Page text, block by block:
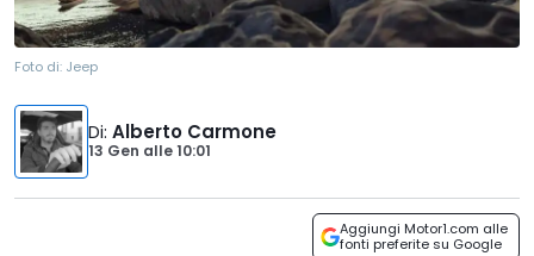
Foto di: Jeep
Di: Alberto Carmone
13 Gen alle10:01
Aggiungi Motor1.com alle
fonti preferite su Google